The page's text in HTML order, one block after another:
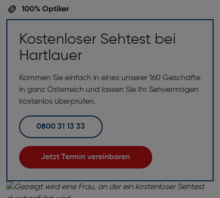
100% Optiker
Kostenloser Sehtest bei
Hartlauer
Kommen Sie einfach in eines unserer 160 Geschäfte
in ganz Österreich und lassen Sie Ihr Sehvermögen
kostenlos überprüfen.
0800 31 13 33
Jetzt Termin vereinbaren